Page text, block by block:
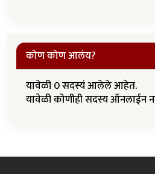
कोण कोण आलंय?
यावेळी 0 सदस्यं आलेले आहेत.
यावेळी कोणीही सदस्य ऑनलाईन